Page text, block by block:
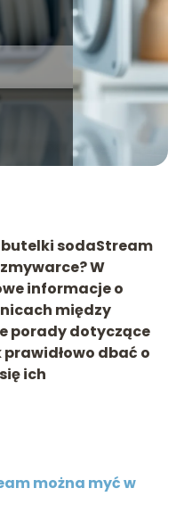
sodaStream
W
informacje o
między
porady dotyczące
dbać o
ich
można myć w